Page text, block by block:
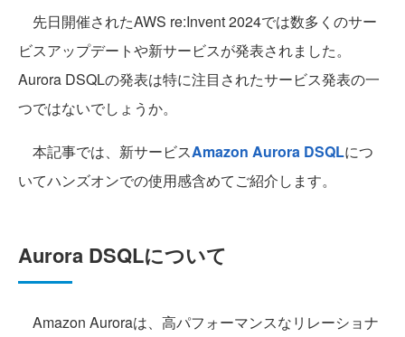
先日開催されたAWS re:Invent 2024では数多くのサー
ビスアップデートや新サービスが発表されました。
Aurora DSQLの発表は特に注目されたサービス発表の一
つではないでしょうか。
本記事では、新サービスAmazon Aurora DSQLにつ
いてハンズオンでの使用感含めてご紹介します。
Aurora DSQLについて
Amazon Auroraは、高パフォーマンスなリレーショナ